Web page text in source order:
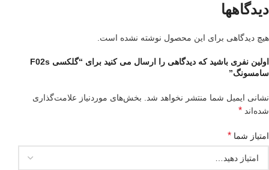
دیدگاهها
هیچ دیدگاهی برای این محصول نوشته نشده است.
اولین نفری باشید که دیدگاهی را ارسال می کنید برای “گلکسی F02s
سامسونگ”
نشانی ایمیل شما منتشر نخواهد شد.
بخش‌های موردنیاز علامت‌گذاری
شده‌اند *
امتیاز شما *